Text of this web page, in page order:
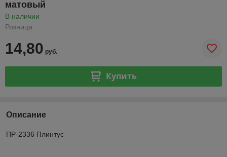
матовый
В наличии
Розница
14,80 руб.
Купить
Описание
ПР-2336 Плинтус